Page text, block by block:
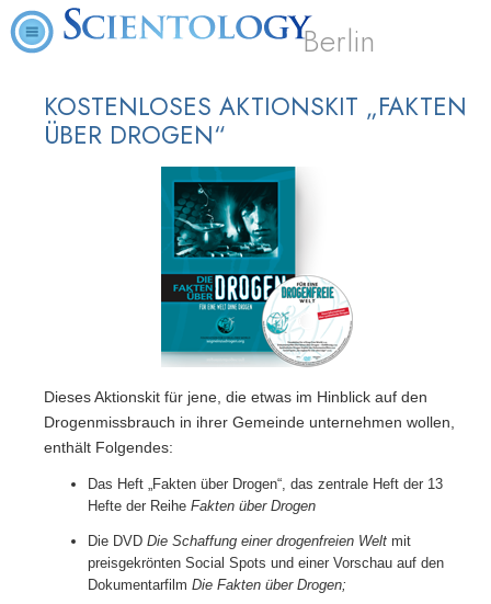
Berlin
KOSTENLOSES AKTIONSKIT „FAKTEN
ÜBER DROGEN“
Dieses Aktionskit für jene, die etwas im Hinblick auf den
Drogenmissbrauch in ihrer Gemeinde unternehmen wollen,
enthält Folgendes:
Das Heft „Fakten über Drogen“, das zentrale Heft der 13
Hefte der Reihe Fakten über Drogen
Die DVD Die Schaffung einer drogenfreien Welt mit
preisgekrönten Social Spots und einer Vorschau auf den
Dokumentarfilm Die Fakten über Drogen;